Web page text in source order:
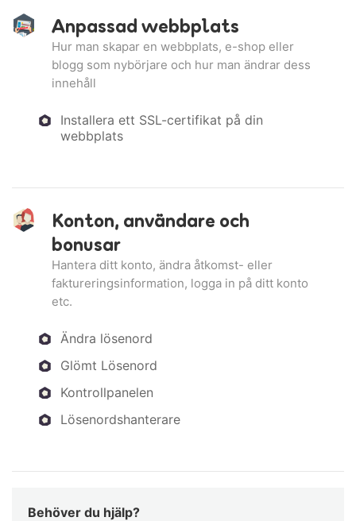
Anpassad webbplats
Hur man skapar en webbplats, e-shop eller
blogg som nybörjare och hur man ändrar dess
innehåll
Installera ett SSL-certifikat på din
webbplats
Konton, användare och
bonusar
Hantera ditt konto, ändra åtkomst- eller
faktureringsinformation, logga in på ditt konto
etc.
Ändra lösenord
Glömt Lösenord
Kontrollpanelen
Lösenordshanterare
Behöver du hjälp?